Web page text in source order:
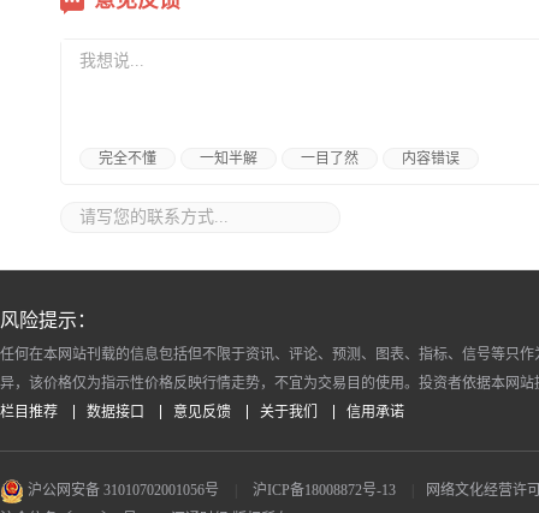
完全不懂 一知半解 一目了然 内容错误
风险提示：
任何在本网站刊载的信息包括但不限于资讯、评论、预测、图表、指标、信号等只
异，该价格仅为指示性价格反映行情走势，不宜为交易目的使用。投资者依据本网
栏目推荐
数据接口 意见反馈 关于我们 信用承诺
沪公网安备 31010702001056号 沪ICP备18008872号-13
网络文化经营许